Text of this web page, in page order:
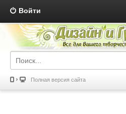
Войти
Полная версия сайта